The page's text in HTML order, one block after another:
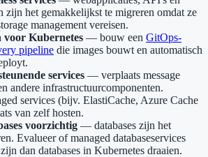
zijn het gemakkelijkst te migreren omdat ze
management vereisen.
Kubernetes — bouw een GitOps-
pipeline die images bouwt en automatisch
services — verplaats message
andere infrastructuurcomponenten.
services (bijv. ElastiCache, Azure Cache
van zelf hosten.
voorzichtig — databases zijn het
Evalueer of managed databaseservices
dan databases in Kubernetes draaien.